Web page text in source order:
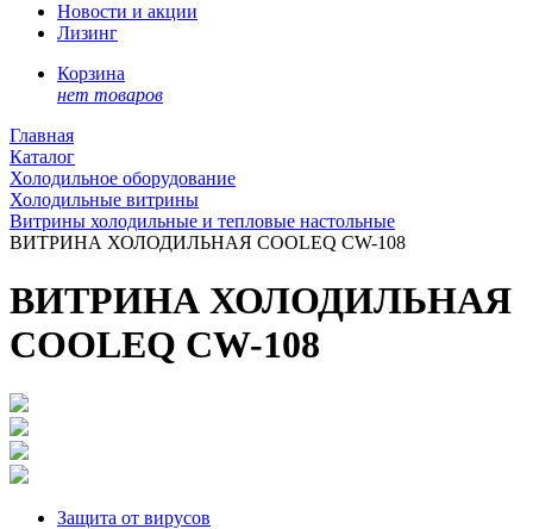
Новости и акции
Лизинг
Корзина
нет товаров
Главная
Каталог
Холодильное оборудование
Холодильные витрины
Витрины холодильные и тепловые настольные
ВИТРИНА ХОЛОДИЛЬНАЯ COOLEQ CW-108
ВИТРИНА ХОЛОДИЛЬНАЯ
COOLEQ CW-108
Защита от вирусов